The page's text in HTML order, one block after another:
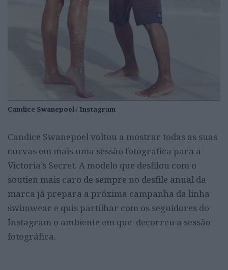
Candice Swanepoel / Instagram
Candice Swanepoel voltou a mostrar todas as suas
curvas em mais uma sessão fotográfica para a
Victoria’s Secret. A modelo que desfilou com o
soutien mais caro de sempre no desfile anual da
marca já prepara a próxima campanha da linha
swimwear e quis partilhar com os seguidores do
Instagram o ambiente em que decorreu a sessão
fotográfica.